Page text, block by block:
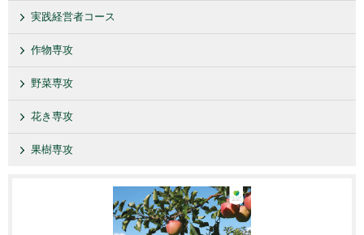
実践経営者コース
作物専攻
野菜専攻
花き専攻
果樹専攻